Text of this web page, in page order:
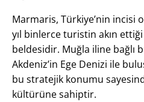
Marmaris, Türkiye’nin incisi
yıl binlerce turistin akın
beldesidir. Muğla iline bağlı
Akdeniz’in Ege Denizi ile
bu stratejik konumu
kültürüne sahiptir.